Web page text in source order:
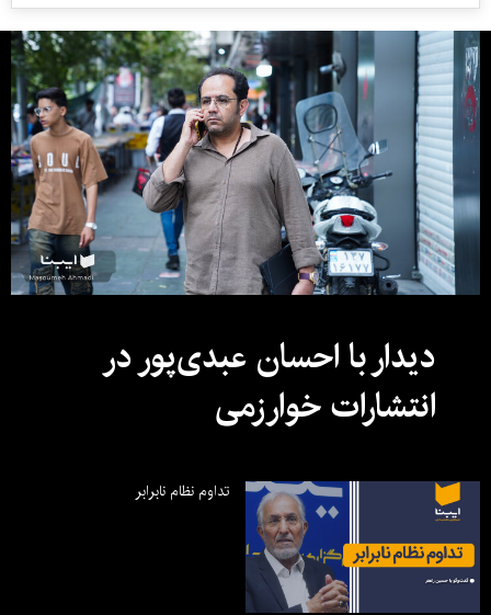
دیدار با احسان عبدی‌پور در
انتشارات خوارزمی
تداوم نظام نابرابر